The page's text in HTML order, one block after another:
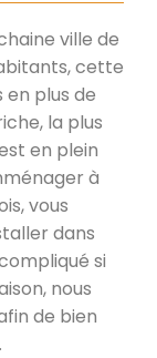
ville de
cette
en plus de
la plus
en plein
à
vous
dans
si
nous
de bien